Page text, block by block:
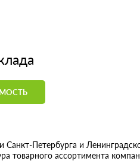
Петербурга и
товарного ассортимента